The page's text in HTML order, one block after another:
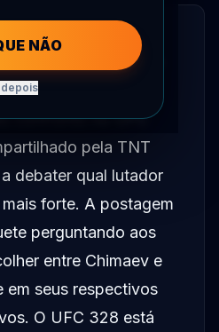
dos currículos de
Strickland foi
confronto no UFC
pela TNT
debater qual lutador
forte. A postagem
perguntando aos
entre Chimaev e
em seus respectivos
O UFC 328 está
NÃO